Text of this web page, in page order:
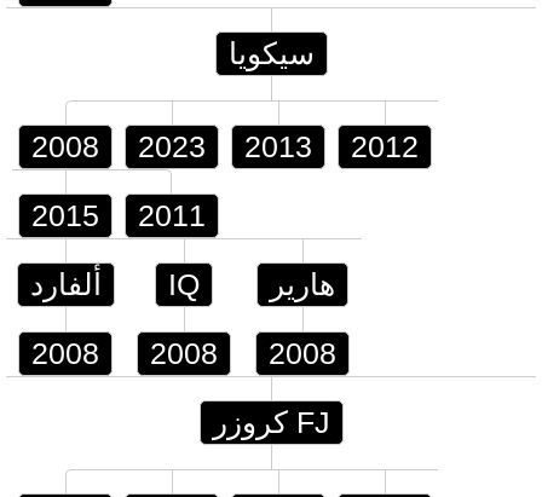
سيكويا
2008 2023 2013 2012
2015 2011
ألفارد
2008
IQ
2008
هارير
2008
FJ كروزر